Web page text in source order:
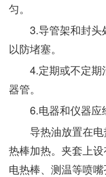
匀。
3.导管架和封头
以防堵塞。
4.定期或不定期
器管。
6.电器和仪器应
导热油放置在电
热棒加热。夹套上设
电热棒、测温等喷